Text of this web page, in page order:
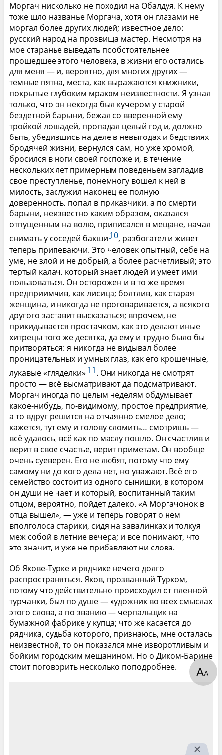
Моргач нисколько не походил на Обалдуя. К нему
тоже шло названье Моргача, хотя он глазами не
моргал более других людей; известное дело:
русский народ на прозвища мастер. Несмотря на
мое старанье выведать пообстоятельнее
прошедшее этого человека, в жизни его остались
для меня — и, вероятно, для многих других —
темные пятна, места, как выражаются книжники,
покрытые глубоким мраком неизвестности. Я узнал
только, что он некогда был кучером у старой
бездетной барыни, бежал со вверенной ему
тройкой лошадей, пропадал целый год и, должно
быть, убедившись на деле в невыгодах и бедствиях
бродячей жизни, вернулся сам, но уже хромой,
бросился в ноги своей госпоже и, в течение
нескольких лет примерным поведеньем загладив
свое преступленье, понемногу вошел к ней в
милость, заслужил наконец ее полную
доверенность, попал в приказчики, а по смерти
барыни, неизвестно каким образом, оказался
отпущенным на волю, приписался в мещане, начал
снимать у соседей бакши10, разбогател и живет
теперь припеваючи. Это человек опытный, себе на
уме, не злой и не добрый, а более расчетливый; это
тертый калач, который знает людей и умеет ими
пользоваться. Он осторожен и в то же время
предприимчив, как лисица; болтлив, как старая
женщина, и никогда не проговаривается, а всякого
другого заставит высказаться; впрочем, не
прикидывается простачком, как это делают иные
хитрецы того же десятка, да ему и трудно было бы
притворяться: я никогда не видывал более
проницательных и умных глаз, как его крошечные,
лукавые «гляделки» 11. Они никогда не смотрят
просто — всё высматривают да подсматривают.
Моргач иногда по целым неделям обдумывает
какое-нибудь, по-видимому, простое предприятие,
а то вдруг решится на отчаянно смелое дело;
кажется, тут ему и голову сломить… смотришь —
всё удалось, всё как по маслу пошло. Он счастлив и
верит в свое счастье, верит приметам. Он вообще
очень суеверен. Его не любят, потому что ему
самому ни до кого дела нет, но уважают. Всё его
семейство состоит из одного сынишки, в котором
он души не чает и который, воспитанный таким
отцом, вероятно, пойдет далеко. «А Моргачонок в
отца вышел», — уже и теперь говорят о нем
вполголоса старики, сидя на завалинках и толкуя
меж собой в летние вечера; и все понимают, что
это значит, и уже не прибавляют ни слова.
Об Якове-Турке и рядчике нечего долго
распространяться. Яков, прозванный Турком,
потому что действительно происходил от пленной
турчанки, был по душе — художник во всех смыслах
этого слова, а по званию — черпальщик на
бумажной фабрике у купца; что же касается до
рядчика, судьба которого, признаюсь, мне осталась
неизвестной, то он показался мне изворотливым и
бойким городским мещанином. Но о Диком-Барине
стоит поговорить несколько поподробнее.
АА